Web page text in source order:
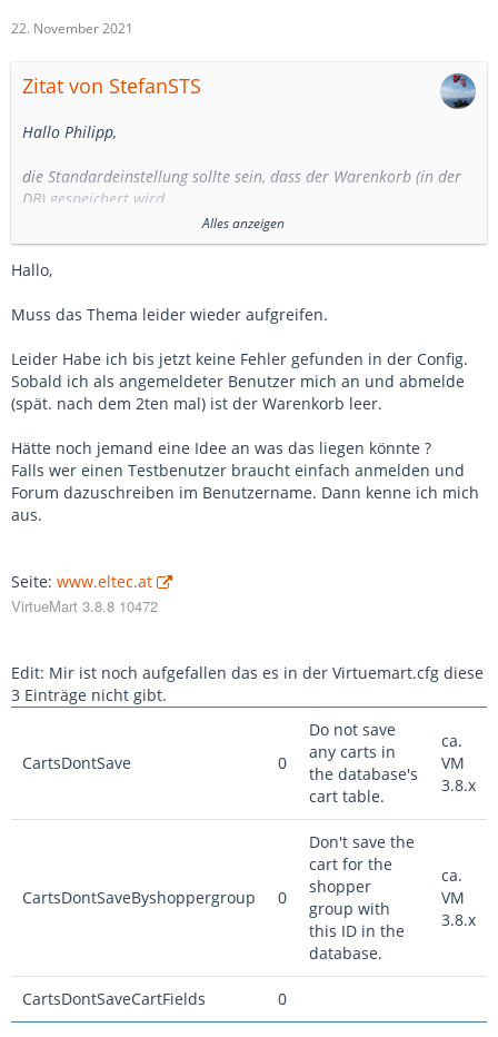
angeben. Im Moment wird da gerade etwas in der Beta
22. November 2021
Zitat von StefanSTS
Hallo Philipp,
die Standardeinstellung sollte sein, dass der Warenkorb (in der
DB) gespeichert wird.
Es gibt in der versteckten Konfiguration einige Schalter zu dem
Verhalten.
Vielleicht ist da irgendetwas schon einmal geändert worden.
Hier ist eine Liste der Einstellmöglichkeiten in der versteckten
https://www.jooglies.com/tutor…-versteckte-konfiguration
Vielleicht hilft das.
Grüße
Stefan
PS. Bitte bei solchen Fragen auch immer Versionsnummern
Alles anzeigen
Hallo,
Muss das Thema leider wieder aufgreifen.
Leider Habe ich bis jetzt keine Fehler gefunden in der Config.
Sobald ich als angemeldeter Benutzer mich an und abmelde
(spät. nach dem 2ten mal) ist der Warenkorb leer.
Hätte noch jemand eine Idee an was das liegen könnte ?
Falls wer einen Testbenutzer braucht einfach anmelden und
Forum dazuschreiben im Benutzername. Dann kenne ich mich
aus.
Seite: www.eltec.at
VirtueMart 3.8.8 10472
Edit: Mir ist noch aufgefallen das es in der Virtuemart.cfg diese
3 Einträge nicht gibt.
CartsDontSave 0
Do not save
any carts in
the database's
cart table.
ca.
VM
3.8.x
CartsDontSaveByshoppergroup 0
Don't save the
cart for the
shopper
group with
this ID in the
database.
ca.
VM
3.8.x
CartsDontSaveCartFields 0